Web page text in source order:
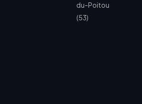
du-Poitou
(53)